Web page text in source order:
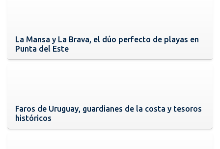
La Mansa y La Brava, el dúo perfecto de playas en
Punta del Este
Faros de Uruguay, guardianes de la costa y tesoros
históricos